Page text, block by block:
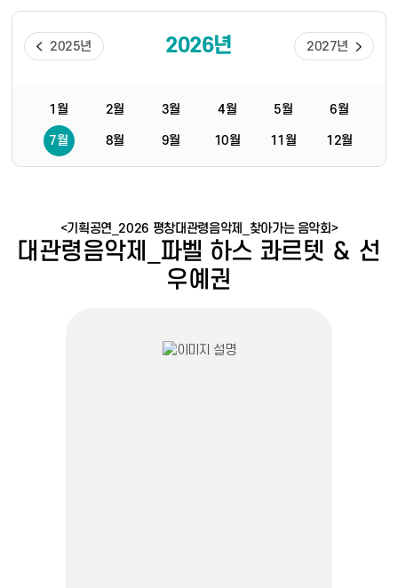
2026년
2025년 2027년
1월 2월 3월 4월 5월 6월
7월 8월 9월 10월 11월 12월
<기획공연_2026 평창대관령음악제_찾아가는 음악회>
대관령음악제_파벨 하스 콰르텟 ＆ 선
우예권